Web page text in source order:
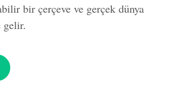
bir çerçeve ve gerçek dünya